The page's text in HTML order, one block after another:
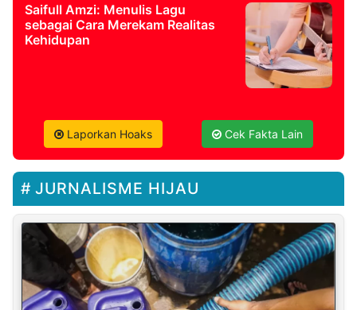
Saifull Amzi: Menulis Lagu
sebagai Cara Merekam Realitas
Kehidupan
Laporkan Hoaks Cek Fakta Lain
JURNALISME HIJAU